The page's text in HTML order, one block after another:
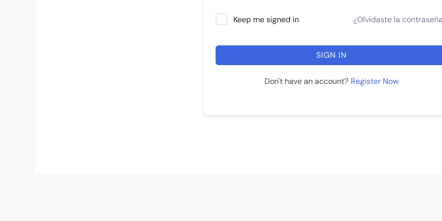
Keep me signed in ¿Olvidaste la
SIGN IN
Don't have an account? Register Now